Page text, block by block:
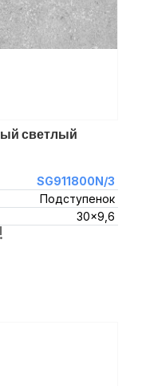
светлый
SG911800N/3
Подступенок
30x9,6